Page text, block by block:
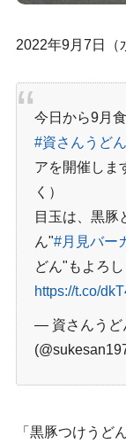
2022年9月7日（
今日から9月
#資さんうどん
アを開催しま
く）
目玉は、黒豚
ん"#月見バー
どん"もよろ
https://t.co/
— 資さんう
「黒豚つけうど